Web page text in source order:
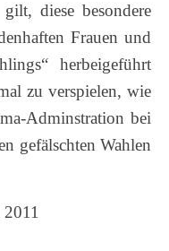
diese besondere
Frauen und
herbeigeführt
zu verspielen, wie
Adminstration bei
gefälschten Wahlen